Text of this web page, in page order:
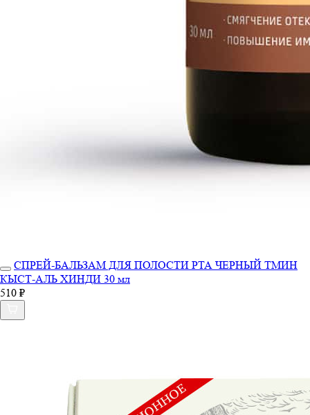
СПРЕЙ-БАЛЬЗАМ ДЛЯ ПОЛОСТИ РТА ЧЕРНЫЙ ТМИН
КЫСТ-АЛЬ ХИНДИ 30 мл
510 ₽